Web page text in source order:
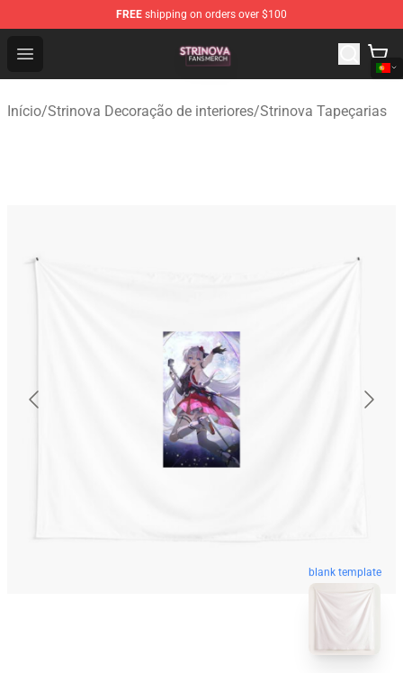
FREE shipping on orders over $100
Open menu
Strinova Shop - Official Strinova Merchandise Store
Início/Strinova Decoração de interiores/Strinova Tapeçarias
blank template